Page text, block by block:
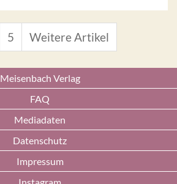
5 Weitere Artikel
Meisenbach Verlag
FAQ
Mediadaten
Datenschutz
Impressum